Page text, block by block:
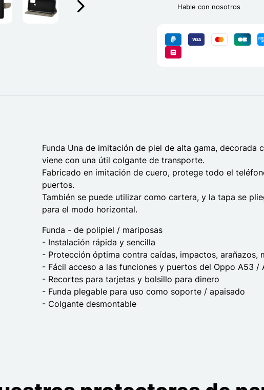
Hable con nosotros
Funda Una de imitación de piel de alta gama,
viene con una útil colgante de transporte.
Fabricado en imitación de cuero, protege todo el
puertos.
También se puede utilizar como cartera, y la tapa se
para el modo horizontal.
Funda - de polipiel / mariposas
- Instalación rápida y sencilla
- Protección óptima contra caídas, impactos, arañazos,
- Fácil acceso a las funciones y puertos del Oppo A53 /
- Recortes para tarjetas y bolsillo para dinero
- Funda plegable para uso como soporte / apaisado
- Colgante desmontable